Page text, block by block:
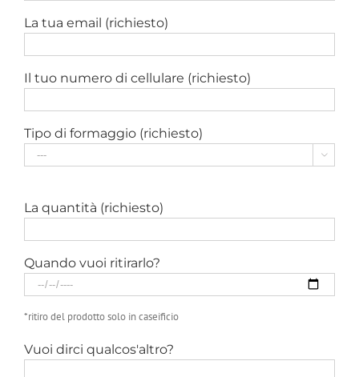
La tua email (richiesto)
Il tuo numero di cellulare (richiesto)
Tipo di formaggio (richiesto)

La quantità (richiesto)
Quando vuoi ritirarlo?
*ritiro del prodotto solo in caseificio
Vuoi dirci qualcos'altro?